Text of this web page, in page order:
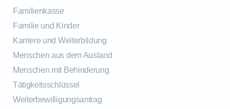
Familienkasse
Familie und Kinder
Karriere und Weiterbildung
Menschen aus dem Ausland
Menschen mit Behinderung
Tätigkeitsschlüssel
Weiterbewilligungsantrag